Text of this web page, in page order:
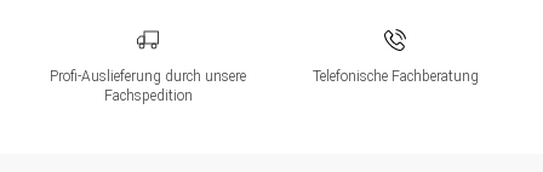
Profi-Auslieferung durch unsere
Fachspedition
Telefonische Fachberatung